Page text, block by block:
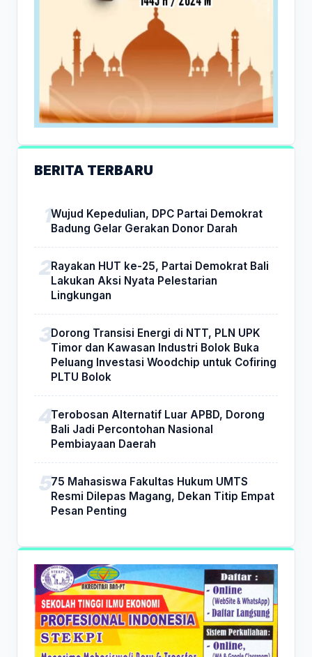
BERITA TERBARU
Wujud Kepedulian, DPC Partai Demokrat
Badung Gelar Gerakan Donor Darah
Rayakan HUT ke-25, Partai Demokrat Bali
Lakukan Aksi Nyata Pelestarian
Lingkungan
Dorong Transisi Energi di NTT, PLN UPK
Timor dan Kawasan Industri Bolok Buka
Peluang Investasi Woodchip untuk Cofiring
PLTU Bolok
Terobosan Alternatif Luar APBD, Dorong
Bali Jadi Percontohan Nasional
Pembiayaan Daerah
75 Mahasiswa Fakultas Hukum UMTS
Resmi Dilepas Magang, Dekan Titip Empat
Pesan Penting